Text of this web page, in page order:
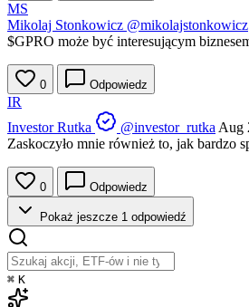
MS
Mikolaj Stonkowicz @mikolajstonkowicz
$GPRO może być interesującym
0 Odpowiedz
IR
Investor Rutka
@investor_rutka Aug
Zaskoczyło mnie również to, jak bardzo
0 Odpowiedz
Pokaż jeszcze 1 odpowiedź
⌘ K